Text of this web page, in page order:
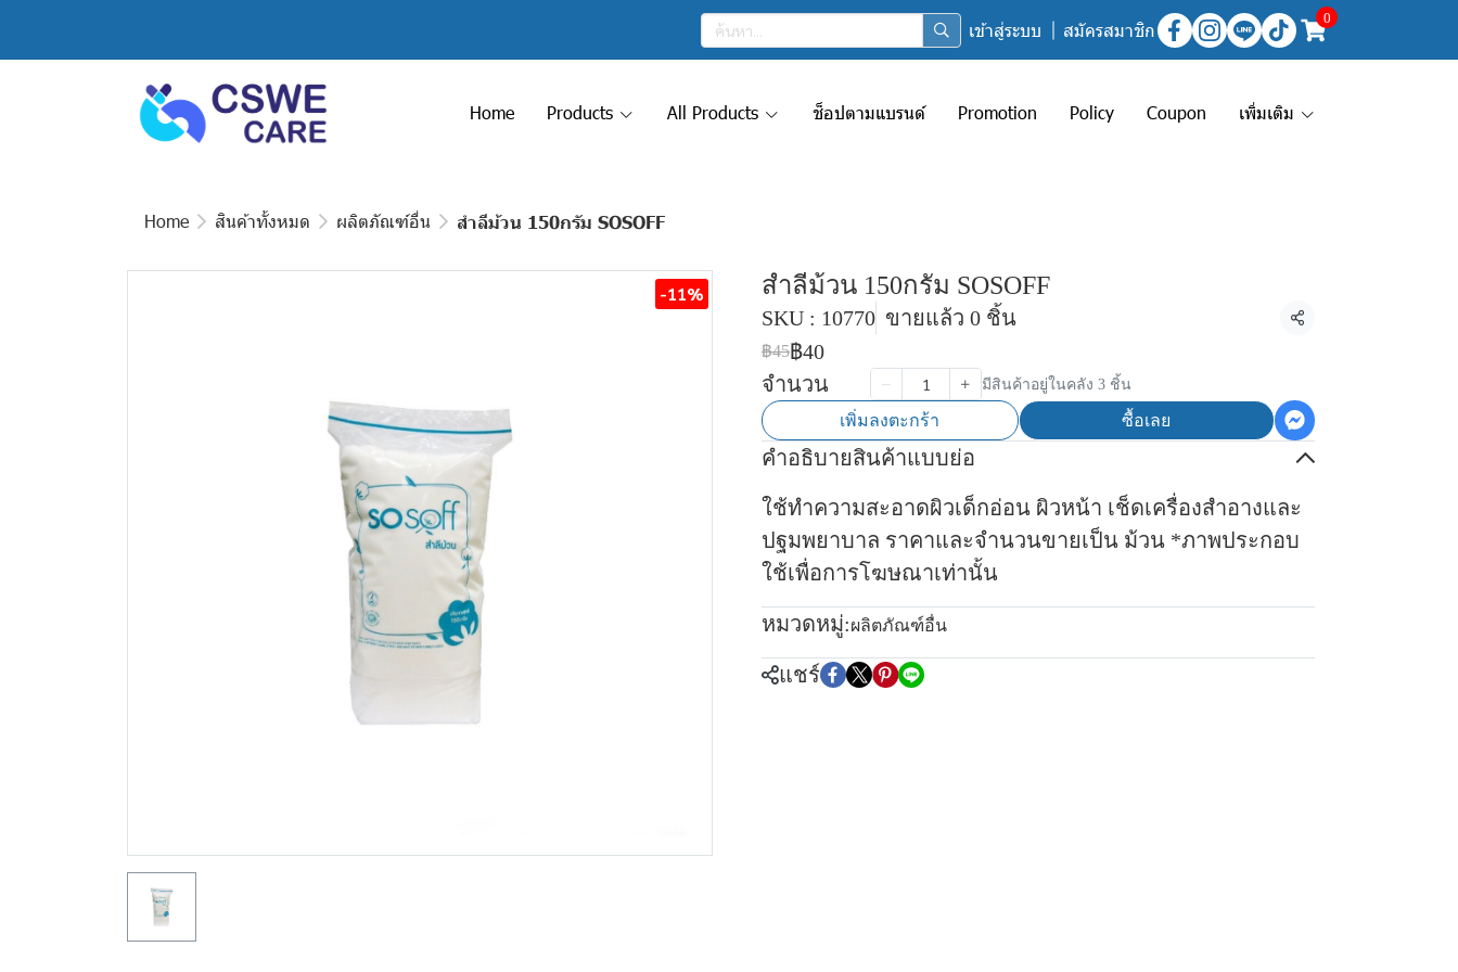
เข้าสู่ระบบ สมัครสมาชิก
0
Home Products All Products ช็อปตามแบรนด์ Promotion Policy Coupon เพิ่มเติม
Home สินค้าทั้งหมด ผลิตภัณฑ์อื่น สำลีม้วน 150กรัม SOSOFF
-11% สำลีม้วน 150กรัม SOSOFF
SKU : 10770 ขายแล้ว 0 ชิ้น
แชร์
฿45฿40
จำนวน
มีสินค้าอยู่ในคลัง 3 ชิ้น
เพิ่มลงตะกร้า ซื้อเลย
คำอธิบายสินค้าแบบย่อ
ใช้ทำความสะอาดผิวเด็กอ่อน ผิวหน้า เช็ดเครื่องสำอางและ
ปฐมพยาบาล ราคาและจำนวนขายเป็น ม้วน *ภาพประกอบ
ใช้เพื่อการโฆษณาเท่านั้น
หมวดหมู่:ผลิตภัณฑ์อื่น
แชร์